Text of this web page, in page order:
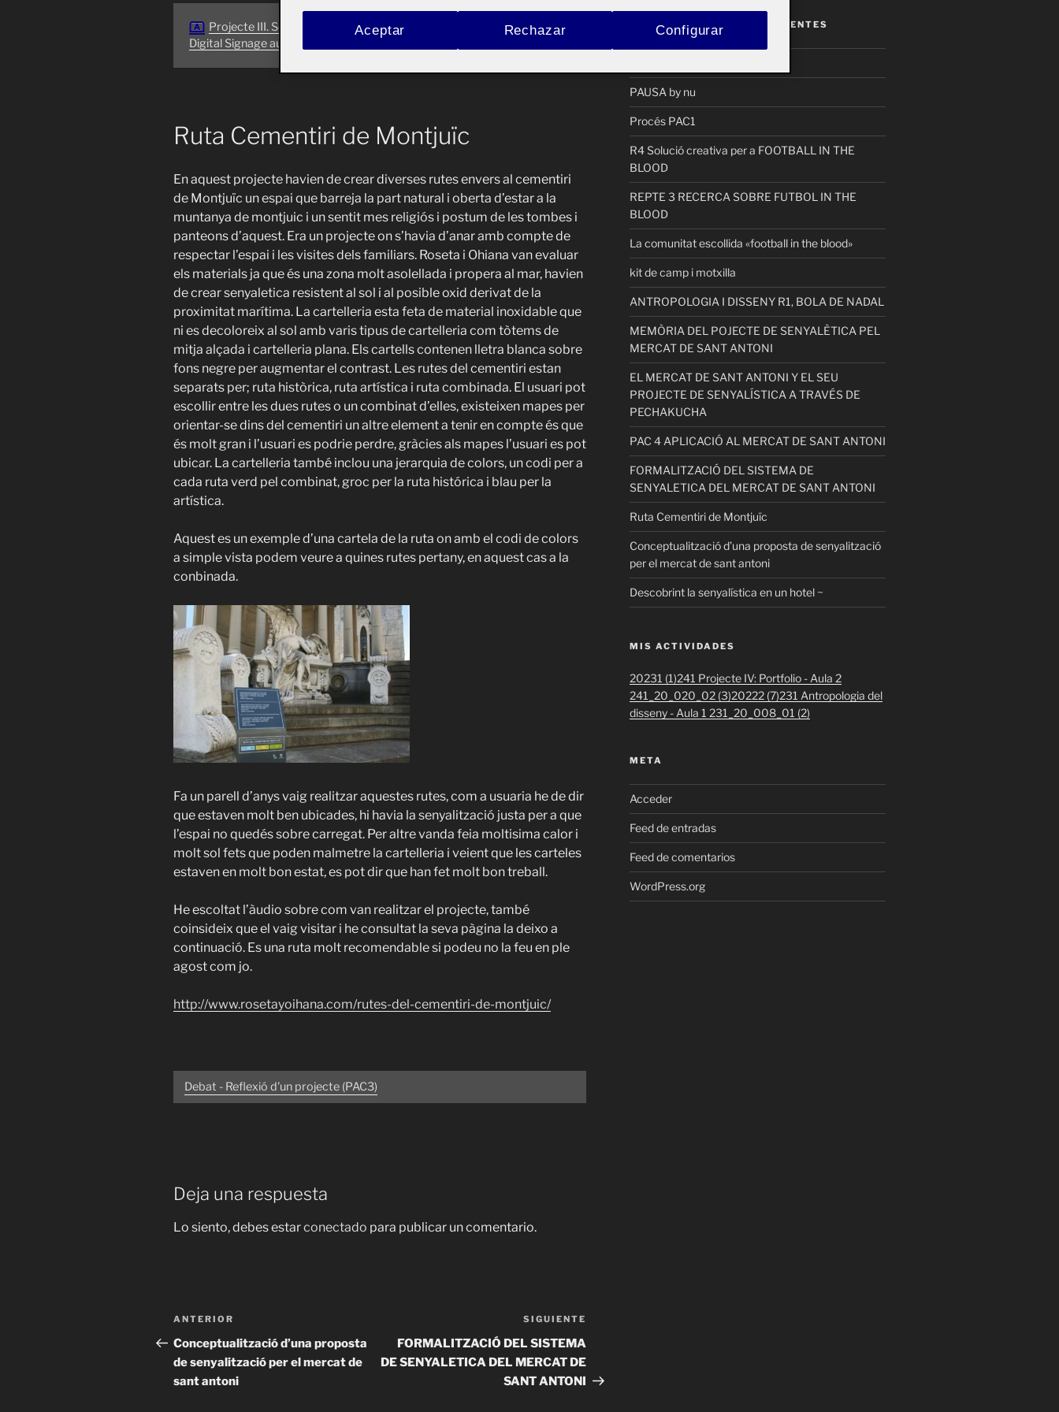
Projecte III. Senyalística i
Digital Signage aula 1
Ruta Cementiri de Montjuïc
En aquest projecte havien de crear diverses rutes envers al cementiri
de Montjuïc un espai que barreja la part natural i oberta d’estar a la
muntanya de montjuic i un sentit mes religiós i postum de les tombes i
panteons d’aquest. Era un projecte on s’havia d’anar amb compte de
respectar l’espai i les visites dels familiars. Roseta i Ohiana van evaluar
els materials ja que és una zona molt asolellada i propera al mar, havien
de crear senyaletica resistent al sol i al posible oxid derivat de la
proximitat marítima. La cartelleria esta feta de material inoxidable que
ni es decoloreix al sol amb varis tipus de cartelleria com tòtems de
mitja alçada i cartelleria plana. Els cartells contenen lletra blanca sobre
fons negre per augmentar el contrast. Les rutes del cementiri estan
separats per; ruta històrica, ruta artística i ruta combinada. El usuari pot
escollir entre les dues rutes o un combinat d’elles, existeixen mapes per
orientar-se dins del cementiri un altre element a tenir en compte és que
és molt gran i l’usuari es podrie perdre, gràcies als mapes l’usuari es pot
ubicar. La cartelleria també inclou una jerarquia de colors, un codi per a
cada ruta verd pel combinat, groc per la ruta histórica i blau per la
artística.
Aquest es un exemple d’una cartela de la ruta on amb el codi de colors
a simple vista podem veure a quines rutes pertany, en aquest cas a la
conbinada.
Fa un parell d’anys vaig realitzar aquestes rutes, com a usuaria he de dir
que estaven molt ben ubicades, hi havia la senyalització justa per a que
l’espai no quedés sobre carregat. Per altre vanda feia moltisima calor i
molt sol fets que poden malmetre la cartelleria i veient que les carteles
estaven en molt bon estat, es pot dir que han fet molt bon treball.
He escoltat l’àudio sobre com van realitzar el projecte, també
coinsideix que el vaig visitar i he consultat la seva pàgina la deixo a
continuació. Es una ruta molt recomendable si podeu no la feu en ple
agost com jo.
http://www.rosetayoihana.com/rutes-del-cementiri-de-montjuic/
Debat - Reflexió d'un projecte (PAC3)
Deja una respuesta
Lo siento, debes estarconectado para publicar un comentario.
Navegación
de
entradas
Entrada
anterior:
ANTERIOR
Conceptualització d’una proposta
de senyalització per el mercat de
sant antoni
SIGUIENTE
FORMALITZACIÓ DEL SISTEMA
DE SENYALETICA DEL MERCAT DE
SANT ANTONI
ACTIFOLIO ENTRADAS RECIENTES
PAUSA by nu
Procés PAC1
R4 Solució creativa per a FOOTBALL IN THE
BLOOD
REPTE 3 RECERCA SOBRE FUTBOL IN THE
BLOOD
La comunitat escollida «football in the blood»
kit de camp i motxilla
ANTROPOLOGIA I DISSENY R1, BOLA DE NADAL
MEMÒRIA DEL POJECTE DE SENYALÈTICA PEL
MERCAT DE SANT ANTONI
EL MERCAT DE SANT ANTONI Y EL SEU
PROJECTE DE SENYALÍSTICA A TRAVÉS DE
PECHAKUCHA
PAC 4 APLICACIÓ AL MERCAT DE SANT ANTONI
FORMALITZACIÓ DEL SISTEMA DE
SENYALETICA DEL MERCAT DE SANT ANTONI
Ruta Cementiri de Montjuïc
Conceptualització d’una proposta de senyalització
per el mercat de sant antoni
Descobrint la senyalística en un hotel ~
MIS ACTIVIDADES
20231 (1)241 Projecte IV: Portfolio - Aula 2
241_20_020_02 (3)20222 (7)231 Antropologia del
disseny - Aula 1 231_20_008_01 (2)
META
Acceder
Feed de entradas
Feed de comentarios
WordPress.org
Rechazar
Aceptar Configurar